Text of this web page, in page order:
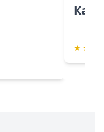
★ ★